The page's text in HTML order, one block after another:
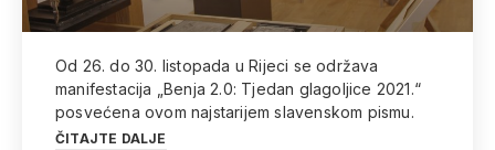
Od 26. do 30. listopada u Rijeci se održava
manifestacija „Benja 2.0: Tjedan glagoljice 2021.“
posvećena ovom najstarijem slavenskom pismu.
ČITAJTE DALJE